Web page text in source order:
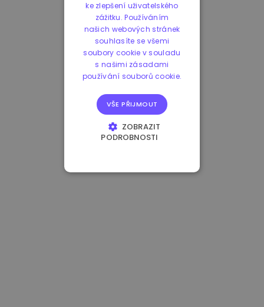
ke zlepšení uživatelského
zážitku. Používáním
našich webových stránek
souhlasíte se všemi
soubory cookie v souladu
s našimi zásadami
používání souborů cookie.
VŠE PŘIJMOUT
ZOBRAZIT
PODROBNOSTI